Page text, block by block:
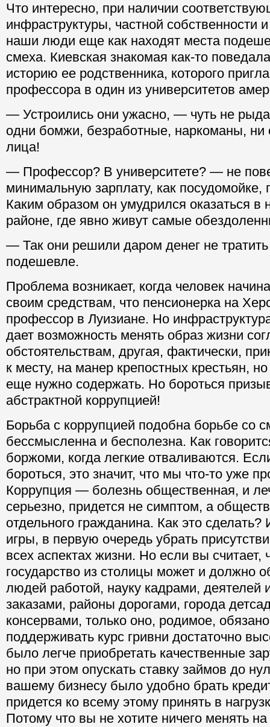
Что интересно, при наличии
инфраструктуры, частной собственности
наши люди еще как находят места
смеха. Киевская знакомая как-то
историю ее родственника, которого
профессора в один из университетов
— Устроились они ужасно, — чуть не
одни бомжи, безработные, наркоманы, ни
лица!
— Профессор? В университете? — не
минимальную зарплату, как посудомойке,
Каким образом он умудрился оказаться в
районе, где явно живут самые
— Так они решили даром денег не тратить
подешевле.
Проблема возникает, когда человек
своим средствам, что пенсионерка на
профессор в Луизиане. Но
дает возможность менять образ жизни
обстоятельствам, другая, фактически,
к месту, на манер крепостных крестьян,
еще нужно содержать. Но бороться
абстрактной коррупцией!
Борьба с коррупцией подобна борьбе со
бессмысленна и бесполезна. Как
боржоми, когда легкие отваливаются.
бороться, это значит, что мы что-то уже
Коррупция — болезнь общественная, и
серьезно, придется не симптом, а
отдельного гражданина. Как это
игры, в первую очередь убрать
всех аспектах жизни. Но если вы считает,
государство из столицы может и должно
людей работой, науку кадрами, деятелей
заказами, районы дорогами, города
консервами, только оно, родимое,
поддерживать курс гривни достаточно
было легче приобретать качественные
но при этом опускать ставку займов до
вашему бизнесу было удобно брать
придется ко всему этому принять в
Потому что вы не хотите ничего менять